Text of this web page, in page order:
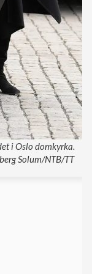
i Oslo domkyrka.
Solum/NTB/TT